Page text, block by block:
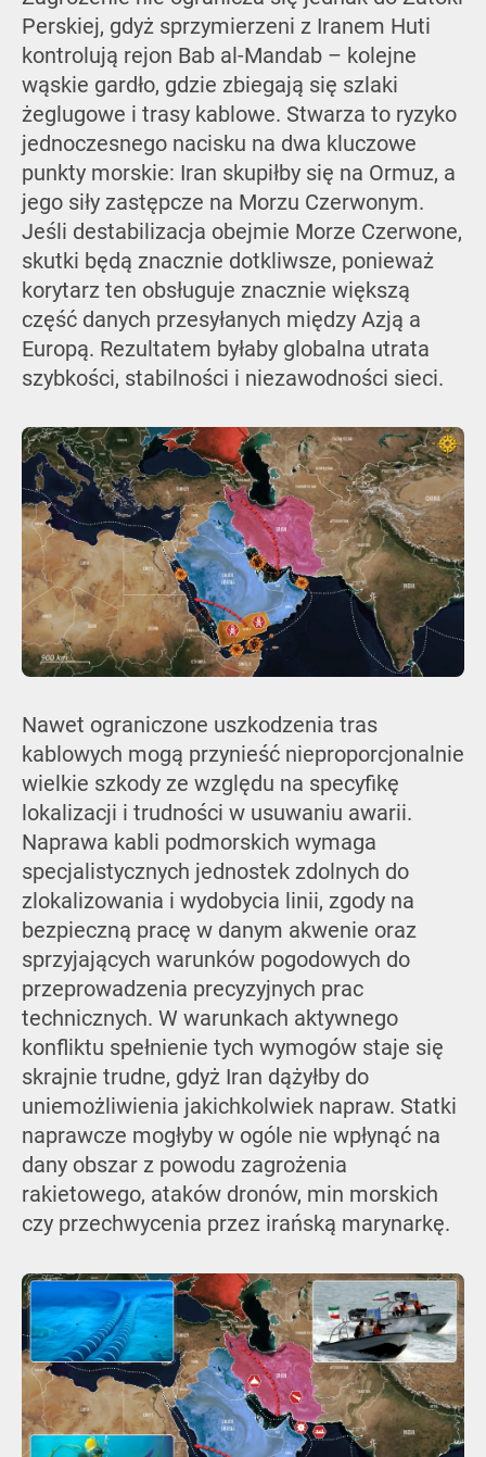
Perskiej, gdyż sprzymierzeni z Iranem Huti
kontrolują rejon Bab al-Mandab – kolejne
wąskie gardło, gdzie zbiegają się szlaki
żeglugowe i trasy kablowe. Stwarza to ryzyko
jednoczesnego nacisku na dwa kluczowe
punkty morskie: Iran skupiłby się na Ormuz, a
jego siły zastępcze na Morzu Czerwonym.
Jeśli destabilizacja obejmie Morze Czerwone,
skutki będą znacznie dotkliwsze, ponieważ
korytarz ten obsługuje znacznie większą
część danych przesyłanych między Azją a
Europą. Rezultatem byłaby globalna utrata
szybkości, stabilności i niezawodności sieci.
Nawet ograniczone uszkodzenia tras
kablowych mogą przynieść nieproporcjonalnie
wielkie szkody ze względu na specyfikę
lokalizacji i trudności w usuwaniu awarii.
Naprawa kabli podmorskich wymaga
specjalistycznych jednostek zdolnych do
zlokalizowania i wydobycia linii, zgody na
bezpieczną pracę w danym akwenie oraz
sprzyjających warunków pogodowych do
przeprowadzenia precyzyjnych prac
technicznych. W warunkach aktywnego
konfliktu spełnienie tych wymogów staje się
skrajnie trudne, gdyż Iran dążyłby do
uniemożliwienia jakichkolwiek napraw. Statki
naprawcze mogłyby w ogóle nie wpłynąć na
dany obszar z powodu zagrożenia
rakietowego, ataków dronów, min morskich
czy przechwycenia przez irańską marynarkę.